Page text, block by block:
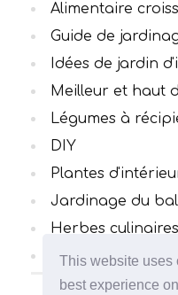
This website uses
best experience
Alimentaire
Guide de
Idées de jardin
Meilleur et haut
Légumes à
DIY
Plantes
Jardinage du
Herbes culinaires
Toutes